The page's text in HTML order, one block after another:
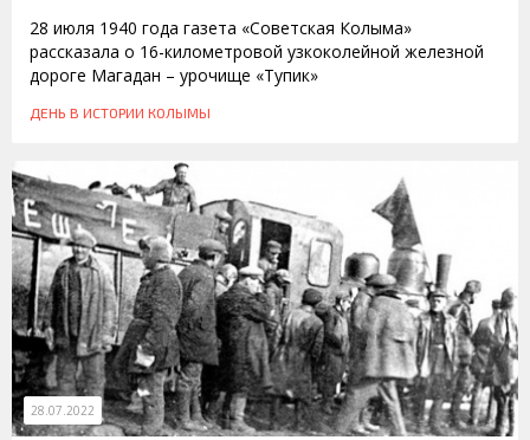
28 июля 1940 года газета «Советская Колыма»
рассказала о 16-километровой узкоколейной железной
дороге Магадан – урочище «Тупик»
ДЕНЬ В ИСТОРИИ КОЛЫМЫ
28.07.2022